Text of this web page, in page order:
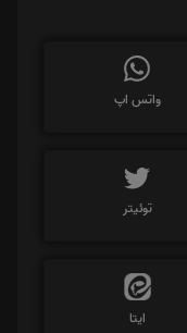
واتس اپ
توئیتر
ایتا